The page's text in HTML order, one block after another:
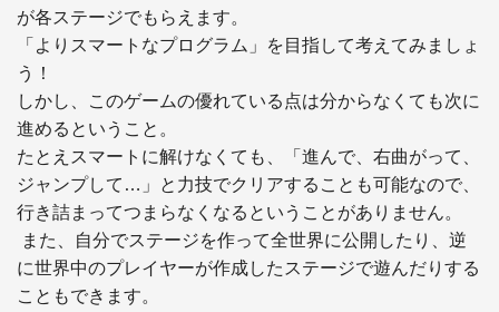
が各ステージでもらえます。
「よりスマートなプログラム」を目指して考えてみましょ
う！
しかし、このゲームの優れている点は分からなくても次に
進めるということ。
たとえスマートに解けなくても、「進んで、右曲がって、
ジャンプして…」と力技でクリアすることも可能なので、
行き詰まってつまらなくなるということがありません。
に世界中のプレイヤーが作成したステージで遊んだりする
こともできます。